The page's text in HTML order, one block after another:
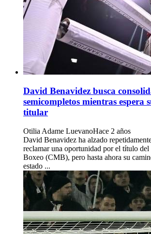
David Benavidez busca
semicompletos mientras espera
titular
Otilia Adame LuevanoHace 2 años
David Benavidez ha alzado
reclamar una oportunidad por el título
Boxeo (CMB), pero hasta ahora su
estado ...